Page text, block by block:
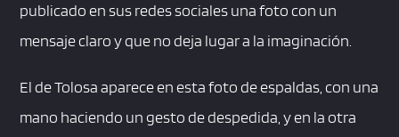
publicado en sus redes sociales una foto con un
mensaje claro y que no deja lugar a la imaginación.
El de Tolosa aparece en esta foto de espaldas, con una
mano haciendo un gesto de despedida, y en la otra